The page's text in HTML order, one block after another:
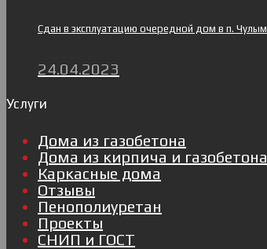
Сдан в эксплуатацию очередной дом в п. Чулым
24.04.2023
Услуги
Дома из газобетона
Дома из кирпича и газобетона
Каркасные дома
Отзывы
Пенополиуретан
Проекты
СНИП и ГОСТ